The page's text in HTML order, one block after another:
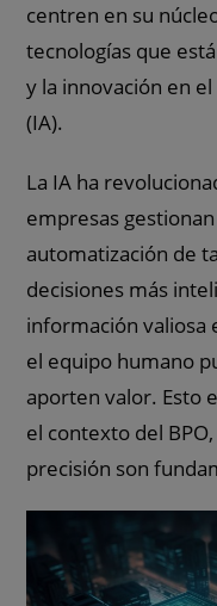
centren en su
tecnologías que
y la innovación en
(IA).
La IA ha
empresas
automatización de
decisiones más
información valiosa
el equipo humano
aporten valor. Esto
el contexto del
precisión son